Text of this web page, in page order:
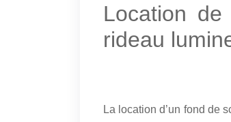
Location
rideau
La location d’un fond de